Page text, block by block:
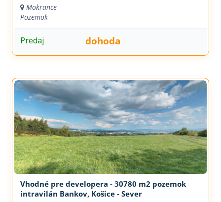
Mokrance
Pozemok
Predaj dohoda
Vhodné pre developera - 30780 m2 pozemok
intravilán Bankov, Košice - Sever